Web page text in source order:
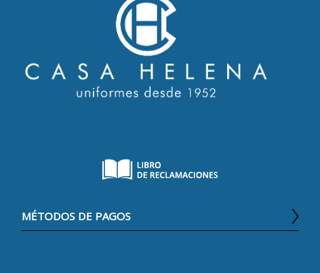
MÉTODOS DE PAGOS